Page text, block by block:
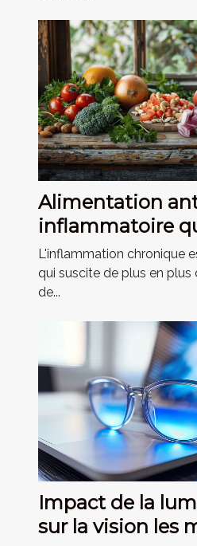
Alimentation
inflammatoire
privilégier pour
l'inflammation
L'inflammation chronique
qui suscite de plus en
de...
Impact de la
sur la vision les